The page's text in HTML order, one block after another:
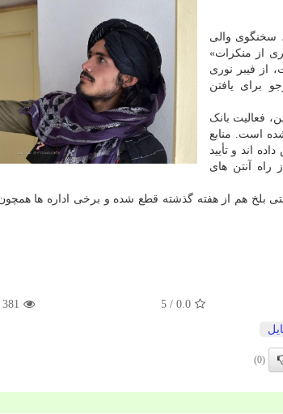
سخنگوی والی
از منکرات»
از فیبر نوری
برای یافتن
فعالیت بانک
است. منابع
اند و تأیید
راه آنتن های
بلخ هم از هفته گذشته قطع شده و برخی اداره ها
0.0
/ 5
381
(0)